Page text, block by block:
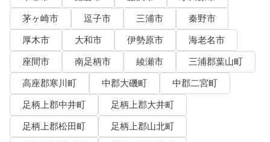
茅ヶ崎市
逗子市 三浦市
秦野市
厚木市
大和市 伊勢原市
海老名市
座間市
南足柄市 綾瀬市
三浦郡葉山町
高座郡寒川町
中郡大磯町
中郡二宮町
足柄上郡中井町
足柄上郡大井町
足柄上郡松田町
足柄上郡山北町